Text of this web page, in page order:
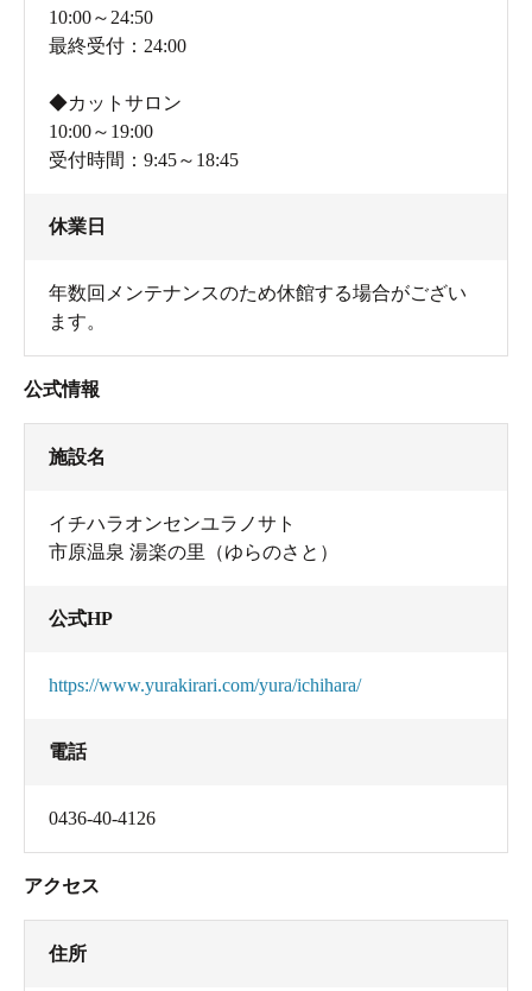
リクライニングチェアやペットボトルクーラーがありま
リクライニングチェアは背もたれをお好みの角度に倒し
10:00～24:50
最終受付：24:00
◆カットサロン
10:00～19:00
受付時間：9:45～18:45
休業日
年数回メンテナンスのため休館する場合がござい
ます。
公式情報
施設名
イチハラオンセンユラノサト
市原温泉 湯楽の里（ゆらのさと）
公式HP
https://www.yurakirari.com/yura/ichihara/
電話
0436-40-4126
アクセス
住所